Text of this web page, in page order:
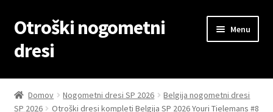
Skip
to
navigation
Skip
to
content
Otroški nogometni
dresi
Menu
Domov
Domov Nogometni dresi SP 2026
Belgija nogometni dresi
SP 2026
Otroški dresi kompleti Belgija SP 2026 Youri Tielemans #8